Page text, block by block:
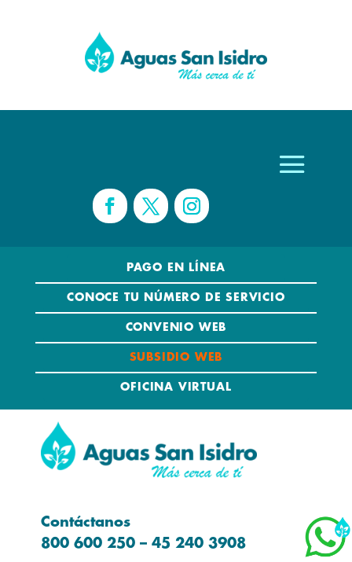
PAGO EN LÍNEA
CONOCE TU NÚMERO DE SERVICIO
CONVENIO WEB
SUBSIDIO WEB
OFICINA VIRTUAL
Contáctanos
800 600 250 – 45 240 3908